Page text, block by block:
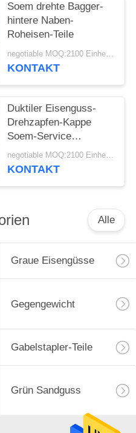
Soem drehte Bagger-
hintere Naben-
Roheisen-Teile
negotiable MOQ:2100 Einheiten
KONTAKT
Duktiler Eisenguss-
Drehzapfen-Kappe
Soem-Service
verfügbar
negotiable MOQ:2100 Einheiten
KONTAKT
Alle
Graue Eisengüsse
Gegengewicht
Gabelstapler-Teile
Grün Sandguss